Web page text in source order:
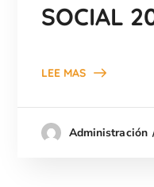
SOCIAL
LEE MAS
Administración